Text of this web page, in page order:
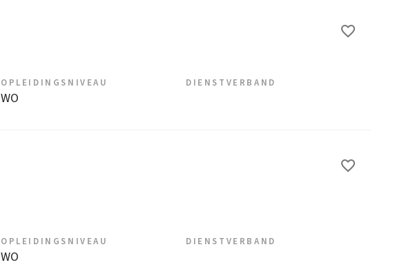
OPLEIDINGSNIVEAU
WO
DIENSTVERBAND
OPLEIDINGSNIVEAU
WO
DIENSTVERBAND